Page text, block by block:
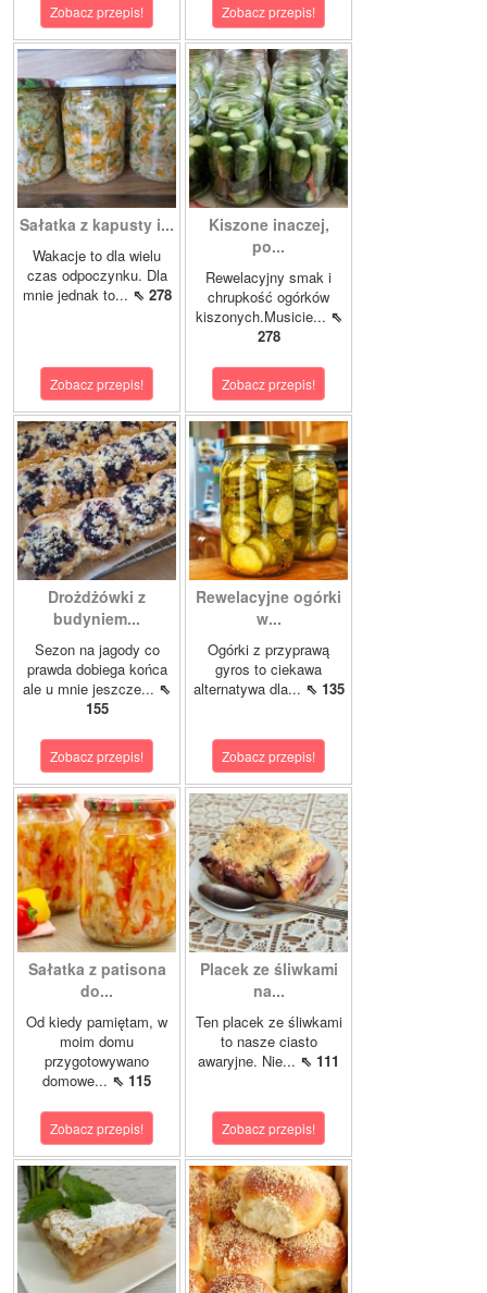
Zobacz przepis! Zobacz przepis!
Sałatka z kapusty i...
Wakacje to dla wielu
czas odpoczynku. Dla
mnie jednak to... ⇖ 278
Zobacz przepis!
Kiszone inaczej,
po...
Rewelacyjny smak i
chrupkość ogórków
kiszonych.Musicie... ⇖
278
Zobacz przepis!
Drożdżówki z
budyniem...
Sezon na jagody co
prawda dobiega końca
ale u mnie jeszcze... ⇖
155
Zobacz przepis!
Rewelacyjne ogórki
w...
Ogórki z przyprawą
gyros to ciekawa
alternatywa dla... ⇖ 135
Zobacz przepis!
Sałatka z patisona
do...
Od kiedy pamiętam, w
moim domu
przygotowywano
domowe... ⇖ 115
Zobacz przepis!
Placek ze śliwkami
na...
Ten placek ze śliwkami
to nasze ciasto
awaryjne. Nie... ⇖ 111
Zobacz przepis!